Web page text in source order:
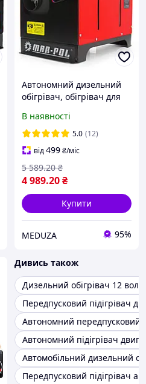
Автономний дизельний
обігрівач, обігрівач для
MAR-POL 8кВт (M80950)
12V 220V
В наявності
5.0 (12)
від499₴/міс
4 989.20₴
5 589.20 ₴
Купити
MEDUZA 95%
Дивись також
Дизельний обігрівач 12
Передпусковий підігрівач
Автономний передпусковий
Автономний підігрівач
Автомобільний дизельний
Передпусковий підігрівач